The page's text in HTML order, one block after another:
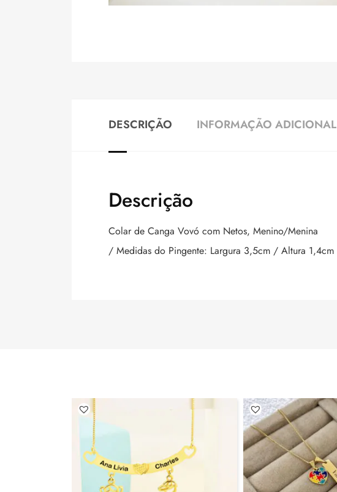
DESCRIÇÃO INFORMAÇÃO ADICIONAL
Descrição
Colar de Canga Vovó com Netos, Menino/Menina
/ Medidas do Pingente: Largura 3,5cm / Altura 1,4cm